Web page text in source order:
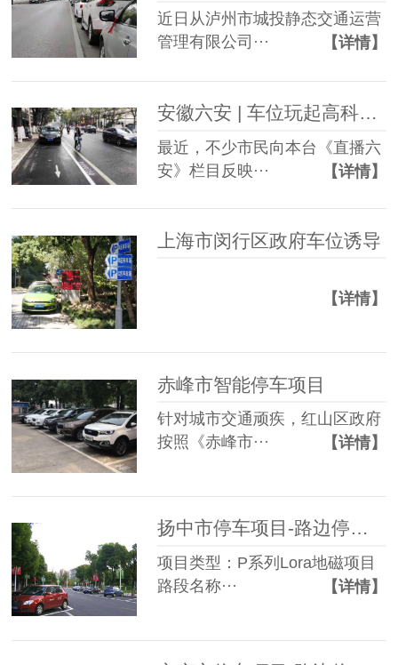
近日从泸州市城投静态交通运营
管理有限公司···
【详情】
安徽六安 | 车位玩起高科技 ，无锡华赛地磁车辆检测器亮相六安城区！
最近，不少市民向本台《直播六
安》栏目反映···
【详情】
上海市闵行区政府车位诱导
【详情】
赤峰市智能停车项目
针对城市交通顽疾，红山区政府
按照《赤峰市···
【详情】
扬中市停车项目-路边停车管理系统
项目类型：P系列Lora地磁项目
路段名称···
【详情】